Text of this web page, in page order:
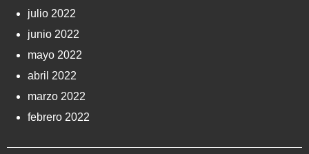
julio 2022
junio 2022
mayo 2022
abril 2022
marzo 2022
febrero 2022